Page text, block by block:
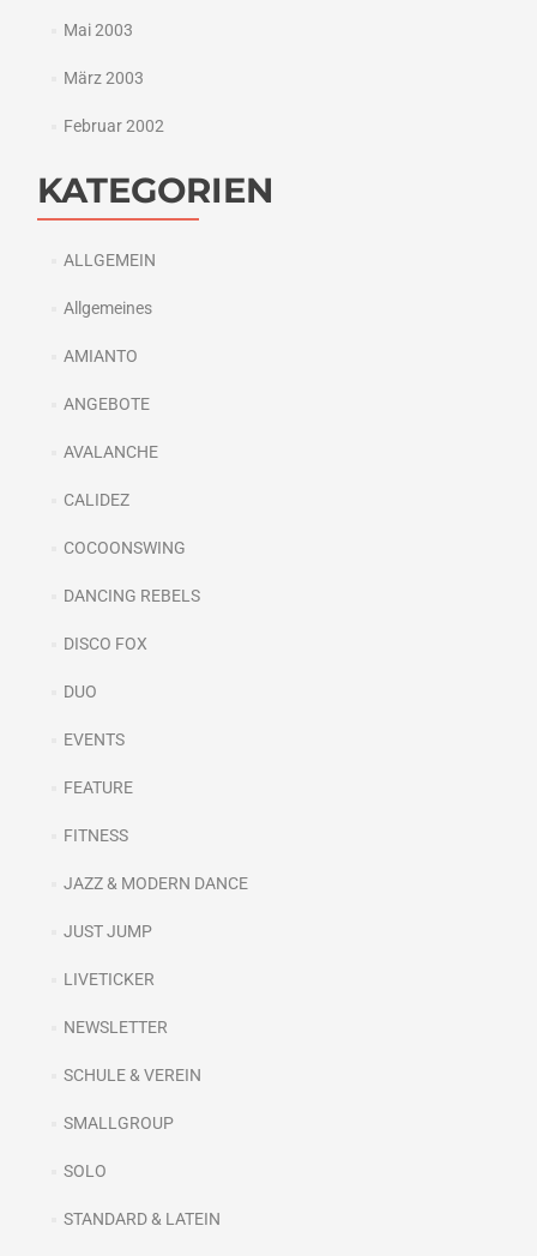
Mai 2003
März 2003
Februar 2002
KATEGORIEN
ALLGEMEIN
Allgemeines
AMIANTO
ANGEBOTE
AVALANCHE
CALIDEZ
COCOONSWING
DANCING REBELS
DISCO FOX
DUO
EVENTS
FEATURE
FITNESS
JAZZ & MODERN DANCE
JUST JUMP
LIVETICKER
NEWSLETTER
SCHULE & VEREIN
SMALLGROUP
SOLO
STANDARD & LATEIN